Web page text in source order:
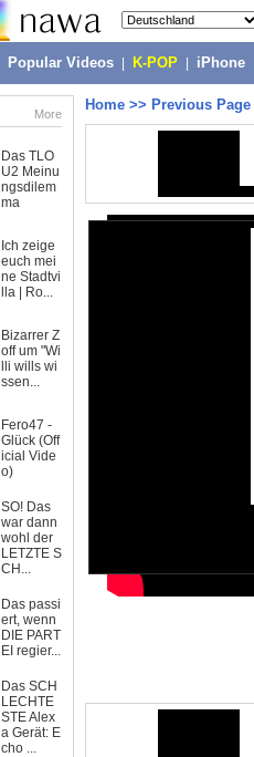
Popular Videos K-POP iPhone
More
Das TLO
U2 Meinu
ngsdilem
ma
Ich zeige
euch mei
ne Stadtvi
lla | Ro...
Bizarrer Z
off um "Wi
lli wills wi
ssen...
Fero47 -
Glück (Off
icial Vide
o)
SO! Das
war dann
wohl der
LETZTE S
CH...
Das passi
ert, wenn
DIE PART
EI regier...
Das SCH
LECHTE
STE Alex
a Gerät: E
cho ...
Home >> Previous Page